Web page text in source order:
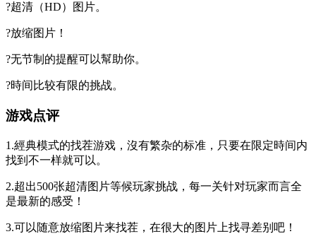
?超清（HD）图片。
?放缩图片！
?无节制的提醒可以幫助你。
?時间比较有限的挑战。
游戏点评
1.經典模式的找茬游戏，沒有繁杂的标准，只要在限定時间内
找到不一样就可以。
2.超出500张超清图片等候玩家挑战，每一关针对玩家而言全
是最新的感受！
3.可以随意放缩图片来找茬，在很大的图片上找寻差别吧！